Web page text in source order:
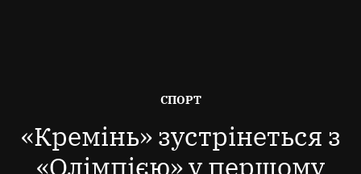
ОПУБЛІКОВАНО
СПОРТ
«Кремінь» зустрінеться з
«Олімпією» у першому